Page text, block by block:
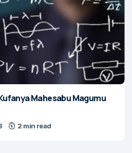
Mahesabu Magumu
2 min read